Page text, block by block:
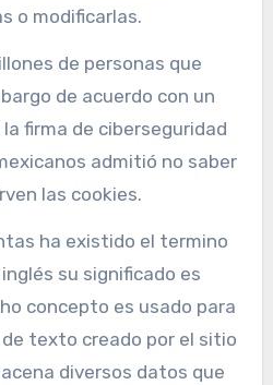
o modificarlas.
de personas que
de acuerdo con un
firma de ciberseguridad
admitió no saber
las cookies.
ha existido el termino
su significado es
concepto es usado para
texto creado por el sitio
diversos datos que